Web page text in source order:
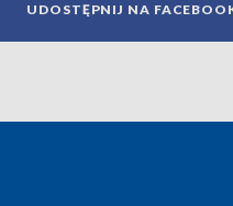
UDOSTĘPNIJ NA